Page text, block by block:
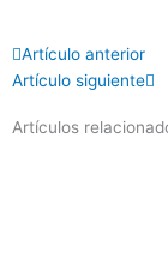
Prev
Artículo anterior
Artículo siguiente
Artículos